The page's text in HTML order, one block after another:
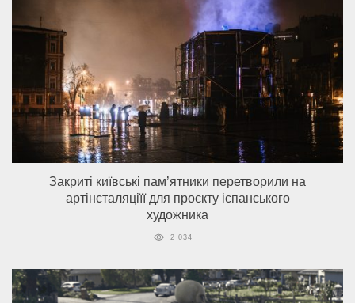
Закриті київські пам’ятники перетворили на
артінсталяціїї для проєкту іспанського
художника
2 034